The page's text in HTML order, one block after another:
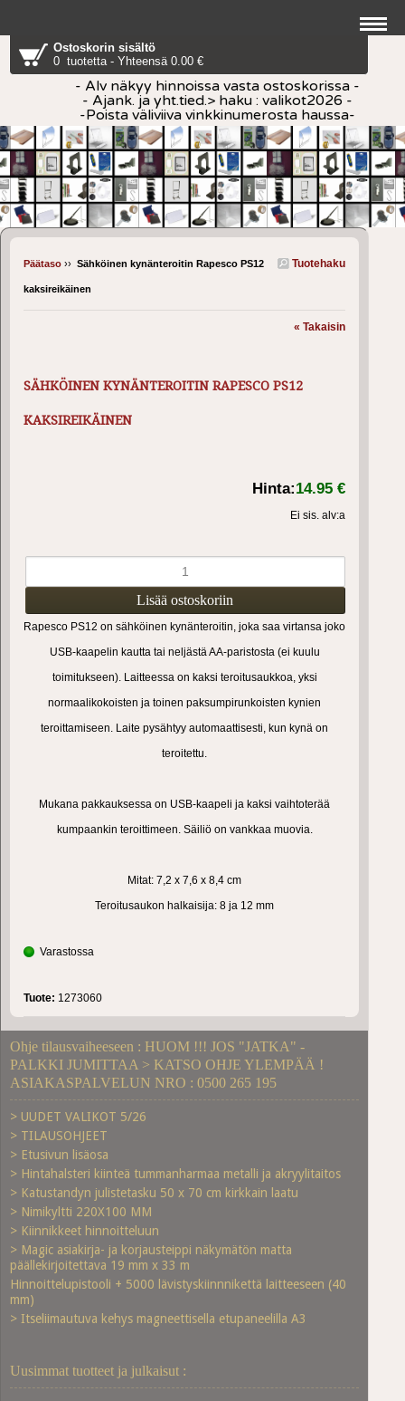
Ostoskorin sisältö
0 tuotetta - Yhteensä 0.00 €
- Alv näkyy hinnoissa vasta ostoskorissa -
- Ajank. ja yht.tied.> haku : valikot2026 -
-Poista väliviiva vinkkinumerosta haussa-
Tuotehaku
Päätaso ›› Sähköinen kynänteroitin Rapesco PS12
kaksireikäinen
« Takaisin
SÄHKÖINEN KYNÄNTEROITIN RAPESCO PS12
KAKSIREIKÄINEN
Hinta:14.95 €
Ei sis. alv:a
Rapesco PS12 on sähköinen kynänteroitin, joka saa virtansa joko
USB-kaapelin kautta tai neljästä AA-paristosta (ei kuulu
toimitukseen). Laitteessa on kaksi teroitusaukkoa, yksi
normaalikokoisten ja toinen paksumpirunkoisten kynien
teroittamiseen. Laite pysähtyy automaattisesti, kun kynä on
teroitettu.
Mukana pakkauksessa on USB-kaapeli ja kaksi vaihtoterää
kumpaankin teroittimeen. Säiliö on vankkaa muovia.
Mitat: 7,2 x 7,6 x 8,4 cm
Teroitusaukon halkaisija: 8 ja 12 mm
Varastossa
Tuote: 1273060
Ohje tilausvaiheeseen : HUOM !!! JOS "JATKA" -
PALKKI JUMITTAA > KATSO OHJE YLEMPÄÄ !
ASIAKASPALVELUN NRO : 0500 265 195
> UUDET VALIKOT 5/26
> TILAUSOHJEET
> Etusivun lisäosa
> Hintahalsteri kiinteä tummanharmaa metalli ja akryylitaitos
> Katustandyn julistetasku 50 x 70 cm kirkkain laatu
> Nimikyltti 220X100 MM
> Kiinnikkeet hinnoitteluun
> Magic asiakirja- ja korjausteippi näkymätön matta
päällekirjoitettava 19 mm x 33 m
Hinnoittelupistooli + 5000 lävistyskiinnnikettä laitteeseen (40
mm)
> Itseliimautuva kehys magneettisella etupaneelilla A3
Uusimmat tuotteet ja julkaisut :